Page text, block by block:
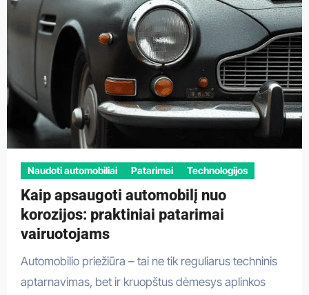
Naudoti automobiliai Patarimai Technologijos
Kaip apsaugoti automobilį nuo
korozijos: praktiniai patarimai
vairuotojams
Automobilio priežiūra – tai ne tik reguliarus techninis
aptarnavimas, bet ir kruopštus dėmesys aplinkos